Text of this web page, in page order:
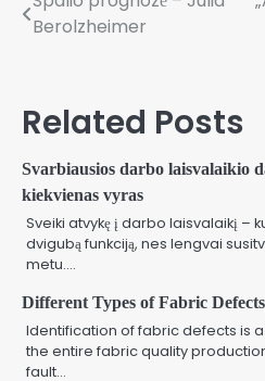
Navigacija
Berolzheimer
Related Posts
Svarbiausios darbo
kiekvienas vyras
Sveiki atvykę į darbo laisvalaikį –
dvigubą funkciją, nes lengvai
metu.…
Different Types of Fabric
Identification of fabric defects is
the entire fabric quality
fault…